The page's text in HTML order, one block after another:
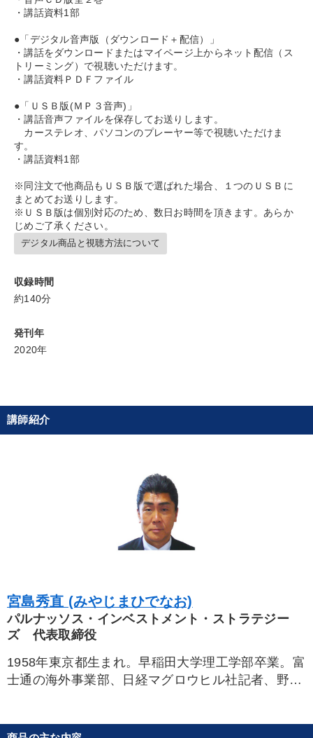
キーワード
モノづくり 株式市場 不動産投資 政治家
インバウンド 中小企業
※「更新」を押すと「カテゴリー」「目的別」「キーワード」を更新いただけます。
local_offer タグから探す
タグ・キーワード
交渉 通販 繁盛 ドラッカー
銀行交渉
大竹愼一
※「更新」を押すと「タグ・キーワード」を更新いただけます。
・講話資料1部
●「デジタル音声版（ダウンロード＋配信）」
・講話をダウンロードまたはマイページ上からネット配信（ス
トリーミング）で視聴いただけます。
・講話資料ＰＤＦファイル
●「ＵＳＢ版(ＭＰ３音声)」
・講話音声ファイルを保存してお送りします。
カーステレオ、パソコンのプレーヤー等で視聴いただけま
す。
・講話資料1部
※同注文で他商品もＵＳＢ版で選ばれた場合、１つのＵＳＢに
まとめてお送りします。
※ＵＳＢ版は個別対応のため、数日お時間を頂きます。あらか
じめご了承ください。
デジタル商品と視聴方法について
収録時間
約140分
発刊年
2020年
講師紹介
宮島秀直 (みやじまひでなお)
パルナッソス・インベストメント・ストラテジー
ズ 代表取締役
1958年東京都生まれ。早稲田大学理工学部卒業。富
士通の海外事業部、日経マグロウヒル社記者、野村
の国際金融情報センター欧州担当チーフエコノミス